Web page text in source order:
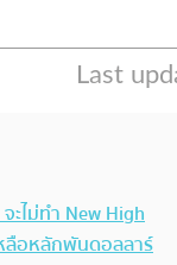
ะไม่ทำ New High
หลือหลักพันดอลลาร์